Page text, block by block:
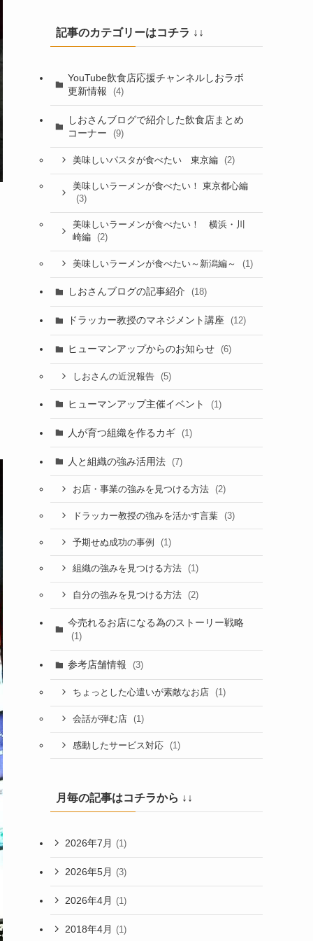
記事のカテゴリーはコチラ ↓↓
YouTube飲食店応援チャンネルしおラボ
更新情報
(4)
しおさんブログで紹介した飲食店まとめ
コーナー
(9)
美味しいパスタが食べたい 東京編 (2)
美味しいラーメンが食べたい！ 東京都心編
(3)
美味しいラーメンが食べたい！ 横浜・川
崎編
(2)
美味しいラーメンが食べたい～新潟編～ (1)
しおさんブログの記事紹介 (18)
ドラッカー教授のマネジメント講座 (12)
ヒューマンアップからのお知らせ (6)
しおさんの近況報告 (5)
ヒューマンアップ主催イベント (1)
人が育つ組織を作るカギ (1)
人と組織の強み活用法 (7)
お店・事業の強みを見つける方法 (2)
ドラッカー教授の強みを活かす言葉 (3)
予期せぬ成功の事例 (1)
組織の強みを見つける方法 (1)
自分の強みを見つける方法 (2)
今売れるお店になる為のストーリー戦略
(1)
参考店舗情報 (3)
ちょっとした心遣いが素敵なお店 (1)
会話が弾む店 (1)
感動したサービス対応 (1)
月毎の記事はコチラから ↓↓
2026年7月 (1)
2026年5月 (3)
2026年4月 (1)
2018年4月 (1)